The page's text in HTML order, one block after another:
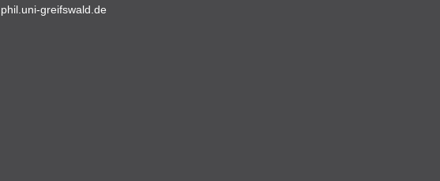
greifswald.de